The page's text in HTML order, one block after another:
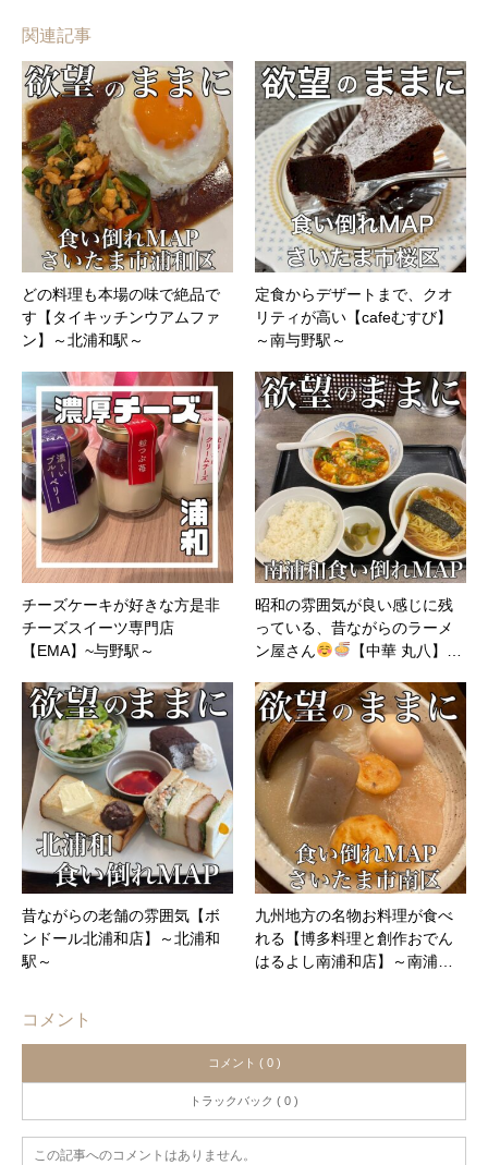
関連記事
どの料理も本場の味で絶品で
す【タイキッチンウアムファ
ン】～北浦和駅～
定食からデザートまで、クオ
リティが高い【cafeむすび】
～南与野駅～
チーズケーキが好きな方是非
チーズスイーツ専門店
【EMA】~与野駅～
昭和の雰囲気が良い感じに残
っている、昔ながらのラーメ
ン屋さん
【中華 丸八】…
昔ながらの老舗の雰囲気【ボ
ンドール北浦和店】～北浦和
駅～
九州地方の名物お料理が食べ
れる【博多料理と創作おでん
はるよし南浦和店】～南浦…
コメント
コメント ( 0 )
トラックバック ( 0 )
この記事へのコメントはありません。